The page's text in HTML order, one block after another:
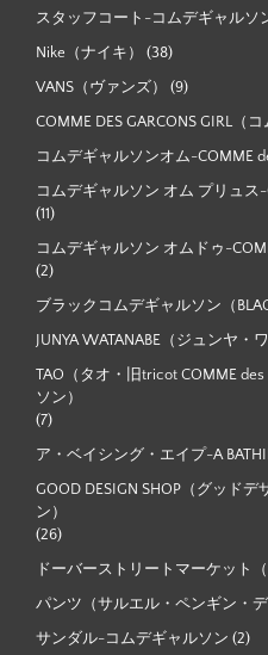
スタッフコート-コムデギャルソ
Nike（ナイキ） (38)
VANS（ヴァンズ） (9)
COMME DES GARCONS GIRL（
コムデギャルソンオム-COMME
コムデギャルソン オム プリュス
(11)
コムデギャルソン オムドゥ-
(2)
ブラックコムデギャルソン（
JUNYA WATANABE（ジュンヤ・
TAO（タオ・旧tricot COMME
ソン）
(7)
ア・ベイシング・エイプ-A
GOOD DESIGN SHOP（グッド
ン）
(26)
ドーバーストリートマーケット
パンツ（サルエル・ペンギン・
サンダル-コムデギャルソン (2)